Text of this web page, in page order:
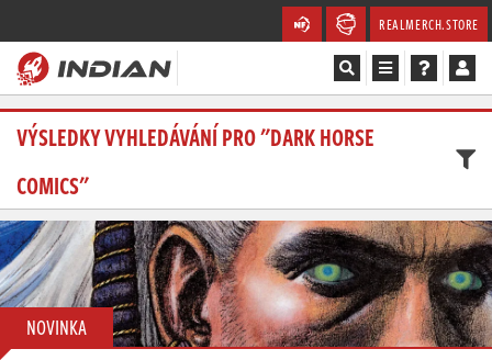
REALMERCH.STORE
Magazín
Recenze
Videa
Soutěže
Databáze
VÝSLEDKY VYHLEDÁVÁNÍ PRO "DARK HORSE
COMICS"
NOVINKA